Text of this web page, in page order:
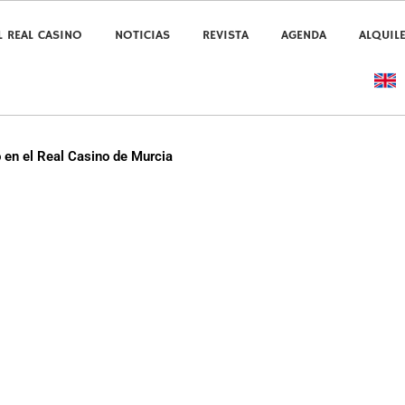
REAL CASINO NOTICIAS REVISTA AGENDA
el Real Casino de Murcia